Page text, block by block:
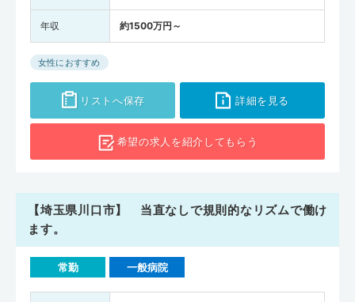
年収 約1500万円～
女性におすすめ
リストへ保存 詳細を見る
希望の求人を紹介してもらう
【埼玉県川口市】 当直なしで規則的なリズムで働け
ます。
常勤 一般病院